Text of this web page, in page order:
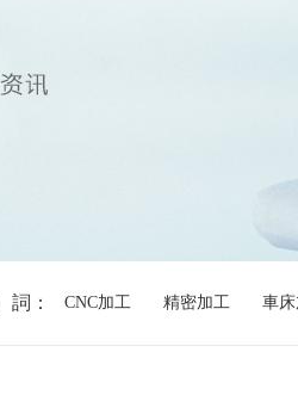
詞： CNC加工 精密加工 車床